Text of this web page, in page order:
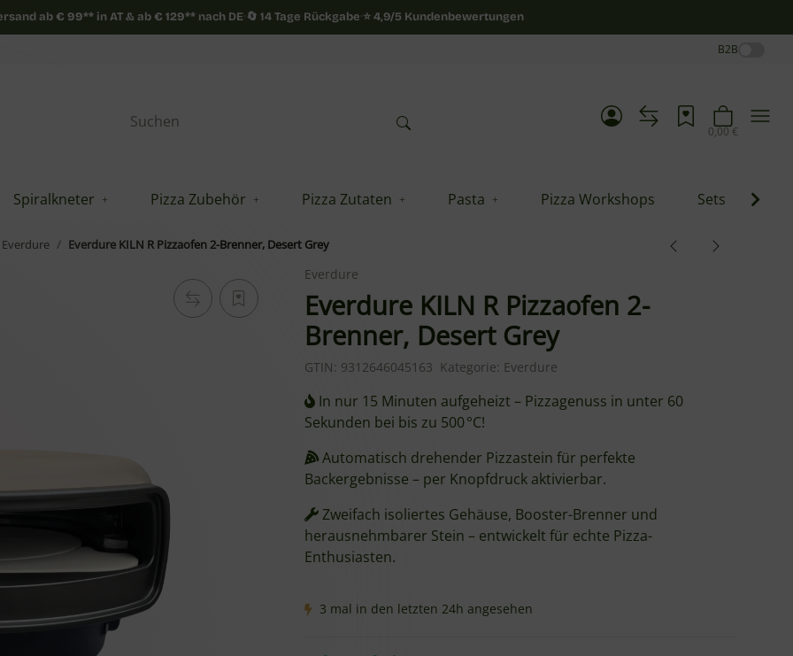
ab€ 99** in AT & ab€ 129** nach DE 🔄 14 Tage Rückgabe ⭐ 4,9/5 Kundenbewertungen
B2B
0,00 €
Spiralkneter Pizza Zubehör Pizza Zutaten Pasta Pizza Workshops Sets
Everdure Everdure KILN R Pizzaofen 2-Brenner, Desert Grey
Everdure
Everdure KILN R Pizzaofen 2-
Brenner, Desert Grey
GTIN: 9312646045163 Kategorie: Everdure
In nur 15 Minuten aufgeheizt – Pizzagenuss in unter 60
Sekunden bei bis zu 500 °C!
Automatisch drehender Pizzastein für perfekte
Backergebnisse – per Knopfdruck aktivierbar.
Zweifach isoliertes Gehäuse, Booster-Brenner und
herausnehmbarer Stein – entwickelt für echte Pizza-
Enthusiasten.
3 mal in den letzten 24h angesehen